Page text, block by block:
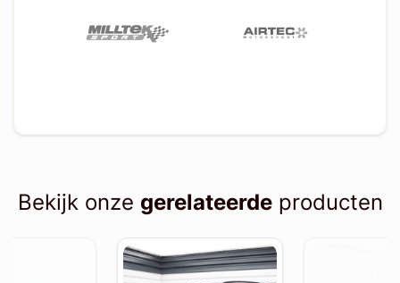
Bekijk onze gerelateerdeproducten